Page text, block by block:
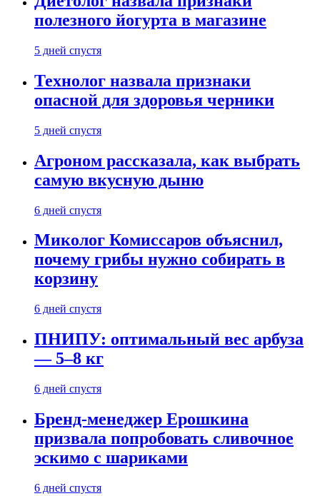
полезного йогурта в магазине
5 дней спустя
Технолог назвала признаки
опасной для здоровья черники
5 дней спустя
Агроном рассказала, как выбрать
самую вкусную дыню
6 дней спустя
Миколог Комиссаров объяснил,
почему грибы нужно собирать в
корзину
6 дней спустя
ПНИПУ: оптимальный вес арбуза
— 5–8 кг
6 дней спустя
Бренд-менеджер Ерошкина
призвала попробовать сливочное
эскимо с шариками
6 дней спустя